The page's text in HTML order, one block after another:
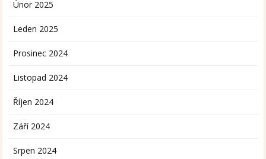
Únor 2025
Leden 2025
Prosinec 2024
Listopad 2024
Říjen 2024
Září 2024
Srpen 2024